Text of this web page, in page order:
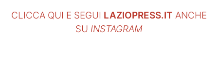
CLICCA QUI E SEGUI LAZIOPRESS.IT ANCHE
SU INSTAGRAM